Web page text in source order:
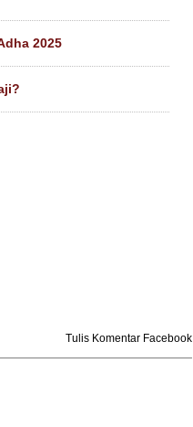
2025
Tulis Komentar Facebook